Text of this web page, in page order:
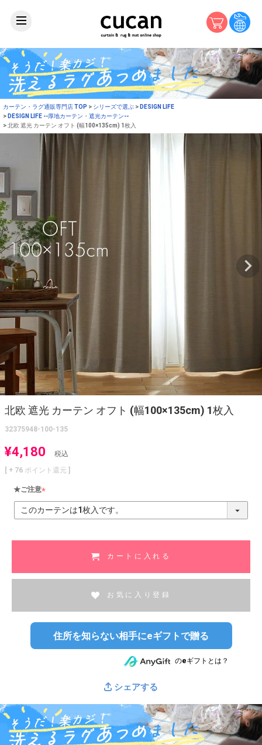
カーテン・ラグ通販専門店 TOP シリーズで選ぶ
DESIGN LIFE
DESIGN LIFE --厚地カーテン・遮光カーテン--
北欧 遮光 カーテン オフト (幅100×135cm) 1枚入
北欧 遮光 カーテン オフト (幅100×135cm) 1枚入
32375948-100-135
¥4,180
税込
[ + 76 ポイント還元 ]
★ご注意
(
必
カートに入れる
お気に入り登録
住所を知らない相手にeギフトで贈る
のeギフトとは？
シェアする